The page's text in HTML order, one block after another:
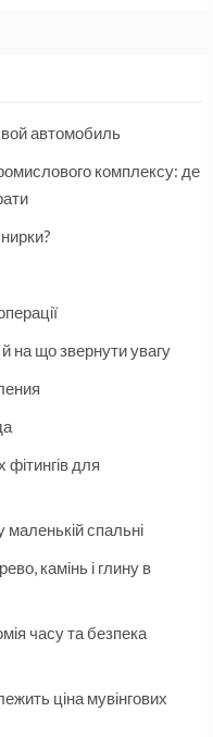
автомобиль
комплексу: де
й на що звернути увагу
для
маленькій спальні
камінь і глину в
часу та безпека
ціна мувінгових